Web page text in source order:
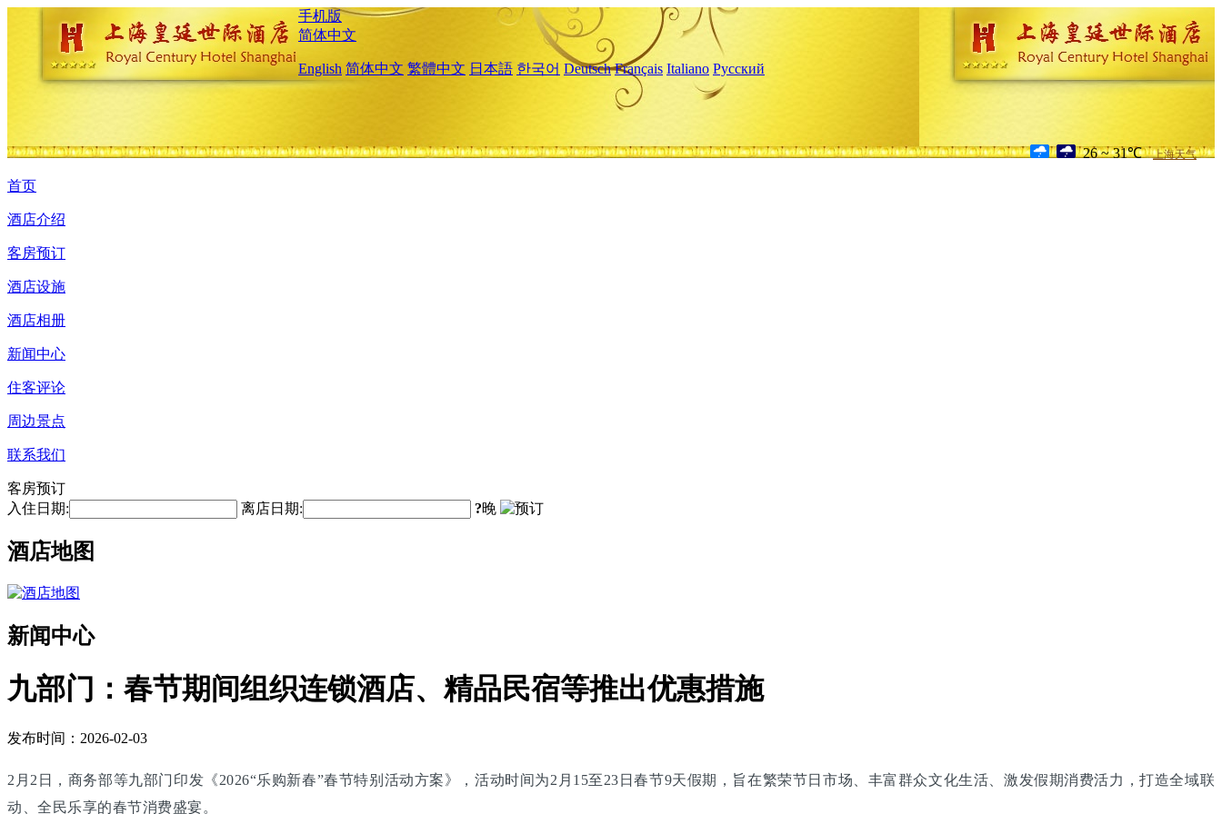
手机版
简体中文
English 简体中文 繁體中文 日本語 한국어 Deutsch Français Italiano Русский
26 ~ 31℃ 上海天气
首页
酒店介绍
客房预订
酒店设施
酒店相册
新闻中心
住客评论
周边景点
联系我们
客房预订
入住日期:
离店日期: ?晚
酒店地图
新闻中心
九部门：春节期间组织连锁酒店、精品民宿等推出优惠措施
发布时间：2026-02-03
2月2日，商务部等九部门印发《2026“乐购新春”春节特别活动方案》，活动时间为2月15至23日春节9天假期，旨在繁荣节日市场、丰富群众文化生活、激发假期消费活力，打造全域联
动、全民乐享的春节消费盛宴。